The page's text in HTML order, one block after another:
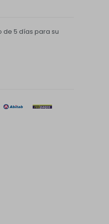
de 5 días para su